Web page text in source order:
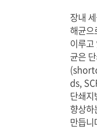
장내
해균
이루고
균은
ds,
단쇄
향상
만듭니